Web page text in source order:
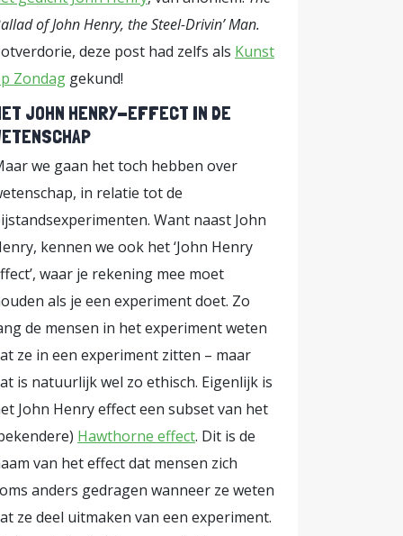
et al.,
van de
om eens
Is
die daar
In dit
we in
iets
wordt
het
de
en
of John Henry, the Steel-Drivin’ Man.
deze post had zelfs als Kunst
Zondag gekund!
JOHN HENRY-EFFECT IN DE
we gaan het toch hebben over
in relatie tot de
Want naast John
kennen we ook het ‘John Henry
waar je rekening mee moet
als je een experiment doet. Zo
de mensen in het experiment weten
ze in een experiment zitten – maar
is natuurlijk wel zo ethisch. Eigenlijk is
John Henry effect een subset van het
Hawthorne effect. Dit is de
van het effect dat mensen zich
anders gedragen wanneer ze weten
ze deel uitmaken van een experiment.